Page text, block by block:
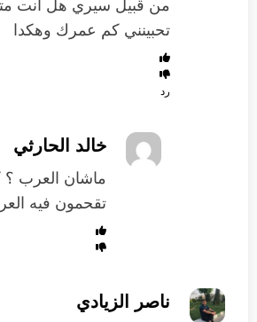
من قبيل سيري هل انت
تحبينني كم عمرك وهكدا
رد
خالد الحارثي
ماشان العرب
تقحمون فيه
ناصر الزيادي